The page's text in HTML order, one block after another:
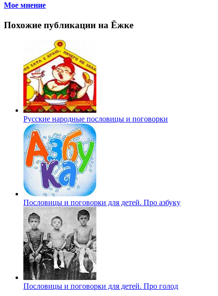
Мое мнение
Похожие публикации на Ёжке
Русские народные пословицы и поговорки
Пословицы и поговорки для детей. Про азбуку
Пословицы и поговорки для детей. Про голод